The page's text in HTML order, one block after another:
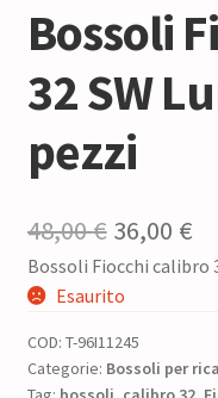
Bossoli
32 SW
pezzi
48,00€ Il
prezzo
originale
era:
36,00 €Il
è:
Bossoli Fiocchi calibro
Esaurito
COD: T-96I11245
Categorie: Bossoli per